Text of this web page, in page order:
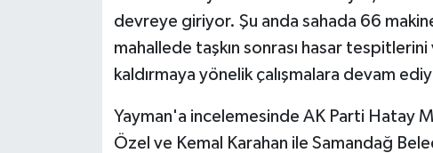
devreye giriyor. Şu anda sahada 66
mahallede taşkın sonrası hasar
kaldırmaya yönelik çalışmalara devam
Yayman'a incelemesinde AK Parti Hatay
Özel ve Kemal Karahan ile Samandağ